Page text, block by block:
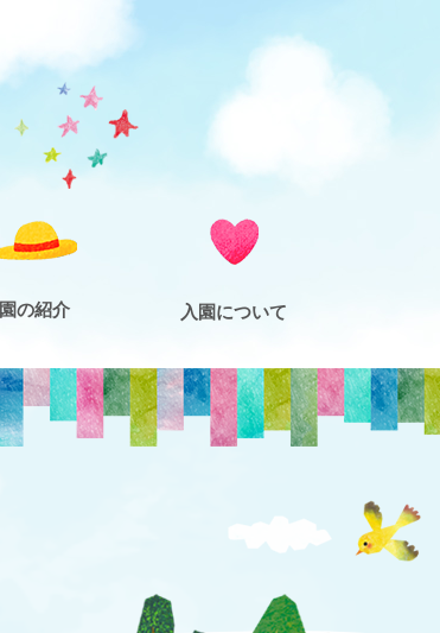
園の紹介 入園について